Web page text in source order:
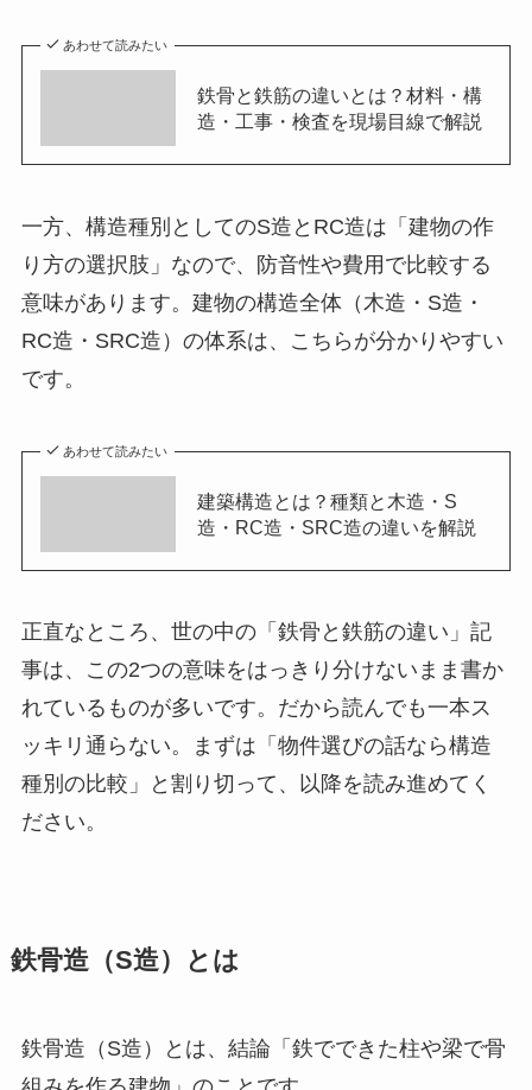
あわせて読みたい
鉄骨と鉄筋の違いとは？材料・構
造・工事・検査を現場目線で解説
一方、構造種別としてのS造とRC造は「建物の作
り方の選択肢」なので、防音性や費用で比較する
意味があります。建物の構造全体（木造・S造・
RC造・SRC造）の体系は、こちらが分かりやすい
です。
あわせて読みたい
建築構造とは？種類と木造・S
造・RC造・SRC造の違いを解説
正直なところ、世の中の「鉄骨と鉄筋の違い」記
事は、この2つの意味をはっきり分けないまま書か
れているものが多いです。だから読んでも一本ス
ッキリ通らない。まずは「物件選びの話なら構造
種別の比較」と割り切って、以降を読み進めてく
ださい。
鉄骨造（S造）とは
鉄骨造（S造）とは、結論「鉄でできた柱や梁で骨